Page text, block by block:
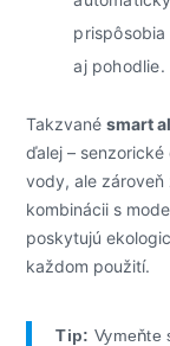
aj pohodlie.
Takzvanésmart
ďalej –
vody, ale
kombinácii s
poskytujú
každom použití.
Tip: Vymeňte